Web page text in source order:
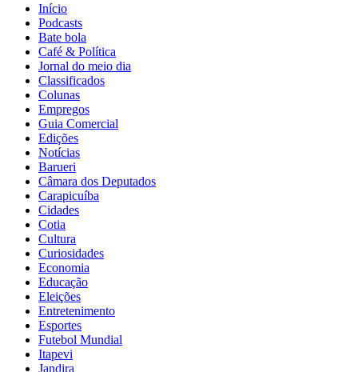
Início
Podcasts
Bate bola
Café & Política
Jornal do meio dia
Classificados
Colunas
Empregos
Guia Comercial
Edições
Notícias
Barueri
Câmara dos Deputados
Carapicuíba
Cidades
Cotia
Cultura
Curiosidades
Economia
Educação
Eleições
Entretenimento
Esportes
Futebol Mundial
Itapevi
Jandira